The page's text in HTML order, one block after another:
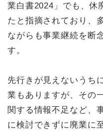
業白書2024」でも、休
たと指摘されており、
ながらも事業継続を断
す。
先行きが見えないうち
業もありますが、その
関する情報不足など、
に検討できずに廃業に